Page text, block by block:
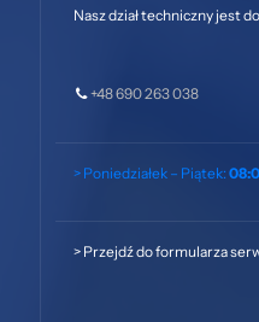
Nasz dział techniczny jest
+48 690 263 038
> Poniedziałek – Piątek:
> Przejdź do formularza